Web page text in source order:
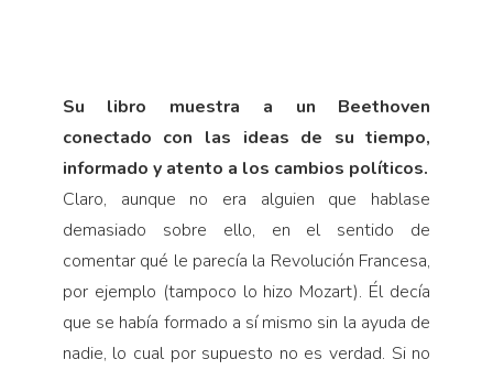
Su libro muestra a un Beethoven
conectado con las ideas de su tiempo,
informado y atento a los cambios políticos.
Claro, aunque no era alguien que hablase
demasia­do sobre ello, en el sentido de
comentar qué le parecía la Revolución Francesa,
por ejemplo (tampoco lo hizo Mozart). Él decía
que se había formado a sí mismo sin la ayuda de
nadie, lo cual por supuesto no es verdad. Si no